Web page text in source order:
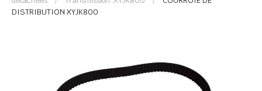
DISTRIBUTION XYJK800